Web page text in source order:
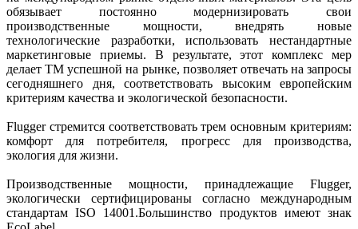
обязывает постоянно модернизировать свои
производственные мощности, внедрять новые
технологические разработки, использовать нестандартные
маркетинговые приемы. В результате, этот комплекс мер
делает ТМ успешной на рынке, позволяет отвечать на запросы
сегодняшнего дня, соответствовать высоким европейским
критериям качества и экологической безопасности.
Flugger стремится соответствовать трем основным критериям:
комфорт для потребителя, прогресс для производства,
экология для жизни.
Производственные мощности, принадлежащие Flugger,
экологически сертифицированы согласно международным
стандартам ISO 14001.Большинство продуктов имеют знак